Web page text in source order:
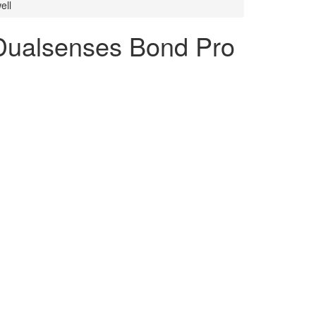
Bond Pro